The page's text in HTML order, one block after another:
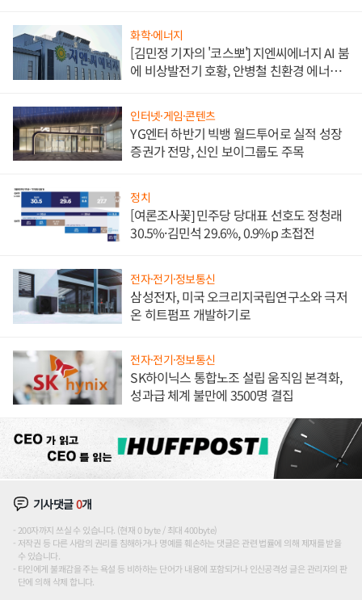
화학·에너지
[김민정 기자의 '코스뽀'] 지엔씨에너지 AI 붐
에 비상발전기 호황, 안병철 친환경 에너지
인터넷·게임·콘텐츠
YG엔터 하반기 빅뱅 월드투어로 실적 성장
증권가 전망, 신인 보이그룹도 주목
정치
[여론조사꽃] 민주당 당대표 선호도 정청래
30.5%·김민석 29.6%, 0.9%p 초접전
전자·전기·정보통신
삼성전자, 미국 오크리지국립연구소와 극저
온 히트펌프 개발하기로
전자·전기·정보통신
SK하이닉스 통합노조 설립 움직임 본격화,
성과급 체계 불만에 3500명 결집
기사댓글0개
200자까지 쓰실 수 있습니다. (현재 0 byte / 최대 400byte)
저작권 등 다른 사람의 권리를 침해하거나 명예를 훼손하는 댓글은 관련 법률에 의해 제재를 받을
수 있습니다.
타인에게 불쾌감을 주는 욕설 등 비하하는 단어가 내용에 포함되거나 인신공격성 글은 관리자의 판
단에 의해 삭제 합니다.